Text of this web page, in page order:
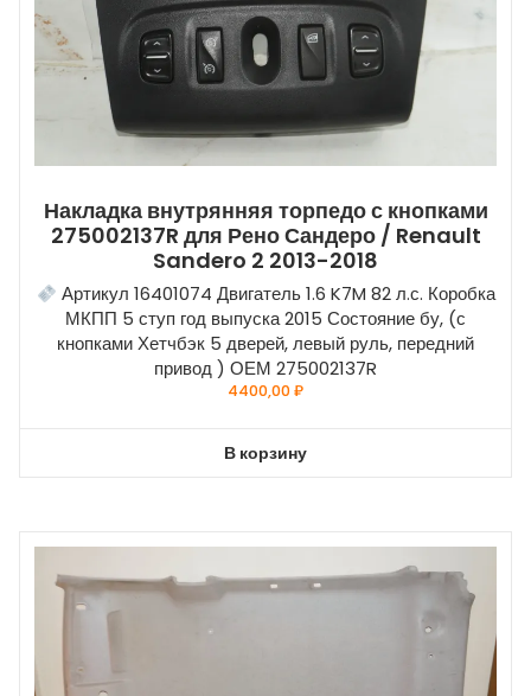
Накладка внутрянняя торпедо с кнопками
275002137R для Рено Сандеро / Renault
Sandero 2 2013-2018
Артикул 16401074 Двигатель 1.6 K7M 82 л.с. Коробка
МКПП 5 ступ год выпуска 2015 Состояние бу, (с
кнопками Хетчбэк 5 дверей, левый руль, передний
привод ) ОЕМ 275002137R
4400,00₽
В корзину